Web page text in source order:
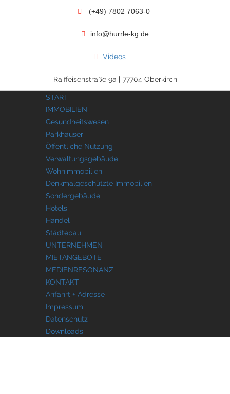
(+49) 7802 7063-0
info@hurrle-kg.de
Videos
Raiffeisenstraße 9a | 77704 Oberkirch
START
IMMOBILIEN
Gesundheitswesen
Parkhäuser
Öffentliche Nutzung
Verwaltungsgebäude
Wohnimmobilien
Denkmalgeschützte Immobilien
Sondergebäude
Hotels
Handel
Städtebau
UNTERNEHMEN
MIETANGEBOTE
MEDIENRESONANZ
KONTAKT
Anfahrt + Adresse
Impressum
Datenschutz
Downloads